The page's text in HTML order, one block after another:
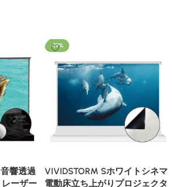
響透過
ーザー
-19%
VIVIDSTORM Sホワイトシネマ
電動床立ち上がりプロジェクタ